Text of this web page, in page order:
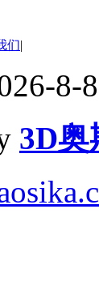
们|
8-
3D奥